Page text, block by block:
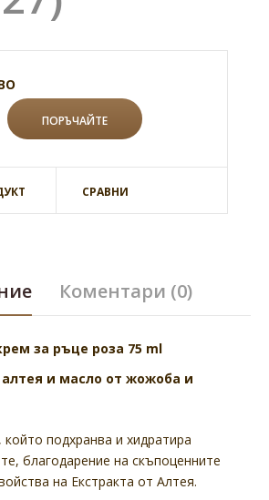
СРАВНИ
Коментари (0)
за ръце роза 75 ml
алтея и масло от жожоба и
подхранва и хидратира
благодарение на скъпоценните
на Екстракта от Алтея.